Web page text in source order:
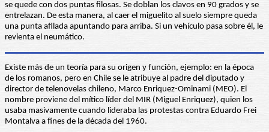
se quede con dos puntas filosas. Se doblan los clavos en 90 grados y se
entrelazan. De esta manera, al caer el miguelito al suelo siempre queda
una punta afilada apuntando para arriba. Si un vehículo pasa sobre él, le
revienta el neumático.
Existe más de un teoría para su origen y función, ejemplo: en la época
de los romanos, pero en Chile se le atribuye al padre del diputado y
director de telenovelas chileno, Marco Enriquez-Ominami (MEO). El
nombre proviene del mítico líder del MIR (Miguel Enriquez), quien los
usaba masivamente cuando lideraba las protestas contra Eduardo Frei
Montalva a fines de la década del 1960.